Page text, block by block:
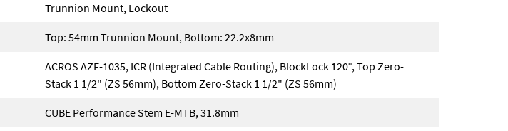
Trunnion Mount, Lockout
Top: 54mm Trunnion Mount, Bottom: 22.2x8mm
ACROS AZF-1035, ICR (Integrated Cable Routing), BlockLock 120°, Top Zero-
Stack 1 1/2" (ZS 56mm), Bottom Zero-Stack 1 1/2" (ZS 56mm)
CUBE Performance Stem E-MTB, 31.8mm